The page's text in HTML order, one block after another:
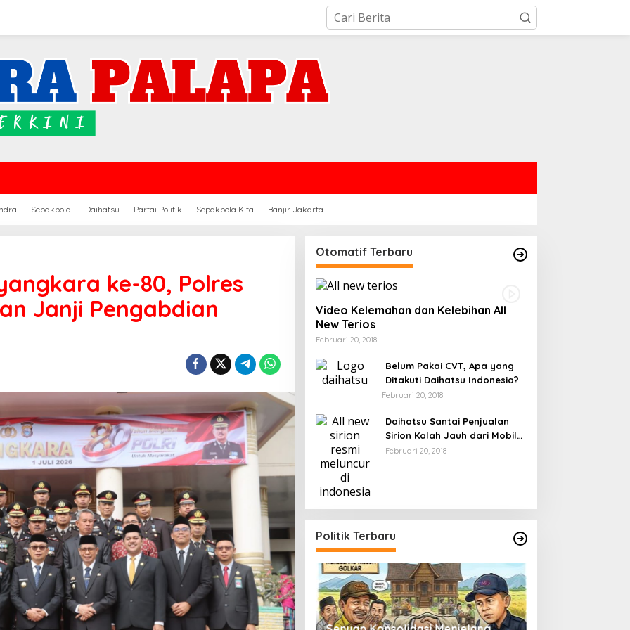
Sepakbola Daihatsu Partai Politik Sepakbola Kita Banjir Jakarta
ke-80, Polres
Janji Pengabdian
Otomatif Terbaru
Video Kelemahan dan Kelebihan All
New Terios
Februari 20, 2018
Belum Pakai CVT, Apa yang
Ditakuti Daihatsu Indonesia?
Februari 20, 2018
Daihatsu Santai Penjualan
Sirion Kalah Jauh dari Mobil
LCGC
Februari 20, 2018
Politik Terbaru